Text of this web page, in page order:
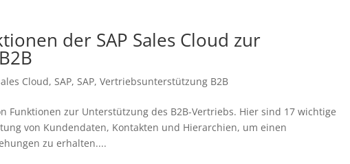
der SAP Sales Cloud zur
Cloud,SAP,SAP,Vertriebsunterstützung B2B
Funktionen zur Unterstützung des B2B-Vertriebs. Hier sind 17 wichtige
von Kundendaten, Kontakten und Hierarchien, um einen
zu erhalten....